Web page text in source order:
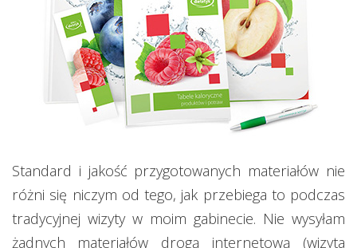
Standard i jakość przygotowanych materiałów nie
różni się niczym od tego, jak przebiega to podczas
tradycyjnej wizyty w moim gabinecie. Nie wysyłam
żadnych materiałów drogą internetową (wizyta